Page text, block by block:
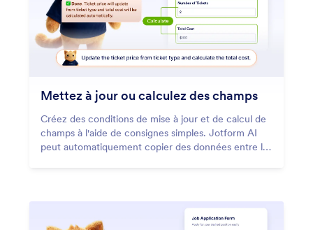
Mettez à jour ou calculez des champs
Créez des conditions de mise à jour et de calcul de
champs à l'aide de consignes simples. Jotform AI
peut automatiquement copier des données entre les